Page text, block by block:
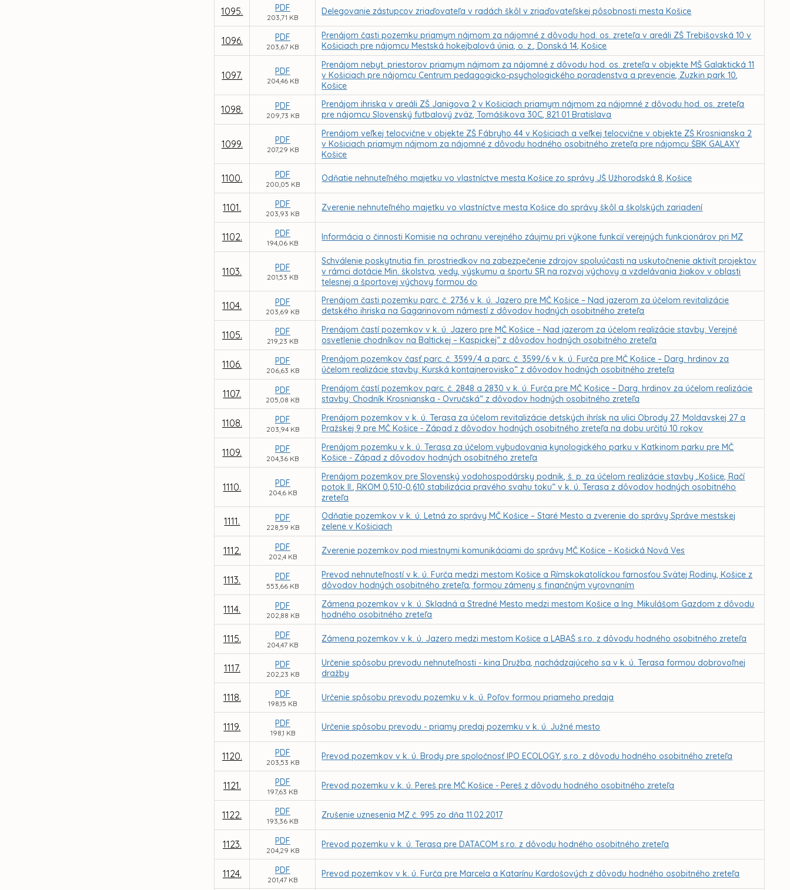
1095. PDF
203,71 KB
Delegovanie zástupcov zriaďovateľa v radách škôl v zriaďovateľskej pôsobnosti mesta Košice
1096. PDF
203,67 KB
Prenájom časti pozemku priamym nájmom za nájomné z dôvodu hod. os. zreteľa v areáli ZŠ Trebišovská 10 v
Košiciach pre nájomcu Mestská hokejbalová únia, o. z., Donská 14, Košice
1097. PDF
204,46 KB
Prenájom nebyt. priestorov priamym nájmom za nájomné z dôvodu hod. os. zreteľa v objekte MŠ Galaktická 11
v Košiciach pre nájomcu Centrum pedagogicko-psychologického poradenstva a prevencie, Zuzkin park 10,
Košice
1098. PDF
209,73 KB
Prenájom ihriska v areáli ZŠ Janigova 2 v Košiciach priamym nájmom za nájomné z dôvodu hod. os. zreteľa
pre nájomcu Slovenský futbalový zväz, Tomášikova 30C, 821 01 Bratislava
1099. PDF
207,29 KB
Prenájom veľkej telocvične v objekte ZŠ Fábryho 44 v Košiciach a veľkej telocvične v objekte ZŠ Krosnianska 2
v Košiciach priamym nájmom za nájomné z dôvodu hodného osobitného zreteľa pre nájomcu ŠBK GALAXY
Košice
1100. PDF
200,05 KB
Odňatie nehnuteľného majetku vo vlastníctve mesta Košice zo správy JŠ Užhorodská 8, Košice
1101. PDF
203,93 KB
Zverenie nehnuteľného majetku vo vlastníctve mesta Košice do správy škôl a školských zariadení
1102. PDF
194,06 KB
Informácia o činnosti Komisie na ochranu verejného záujmu pri výkone funkcií verejných funkcionárov pri MZ
1103. PDF
201,53 KB
Schválenie poskytnutia fin. prostriedkov na zabezpečenie zdrojov spoluúčasti na uskutočnenie aktivít projektov
v rámci dotácie Min. školstva, vedy, výskumu a športu SR na rozvoj výchovy a vzdelávania žiakov v oblasti
telesnej a športovej výchovy formou do
1104. PDF
203,69 KB
Prenájom časti pozemku parc. č. 2736 v k. ú. Jazero pre MČ Košice – Nad jazerom za účelom revitalizácie
detského ihriska na Gagarinovom námestí z dôvodov hodných osobitného zreteľa
1105. PDF
219,23 KB
Prenájom častí pozemkov v k. ú. Jazero pre MČ Košice – Nad jazerom za účelom realizácie stavby: Verejné
osvetlenie chodníkov na Baltickej – Kaspickej“ z dôvodov hodných osobitného zreteľa
1106. PDF
206,63 KB
Prenájom pozemkov časť parc. č. 3599/4 a parc. č. 3599/6 v k. ú. Furča pre MČ Košice – Darg. hrdinov za
účelom realizácie stavby: Kurská kontajnerovisko“ z dôvodov hodných osobitného zreteľa
1107. PDF
205,08 KB
Prenájom častí pozemkov parc. č. 2848 a 2830 v k. ú. Furča pre MČ Košice – Darg. hrdinov za účelom realizácie
stavby: Chodník Krosnianska - Ovručská“ z dôvodov hodných osobitného zreteľa
1108. PDF
203,94 KB
Prenájom pozemkov v k. ú. Terasa za účelom revitalizácie detských ihrísk na ulici Obrody 27, Moldavskej 27 a
Pražskej 9 pre MČ Košice - Západ z dôvodov hodných osobitného zreteľa na dobu určitú 10 rokov
1109. PDF
204,36 KB
Prenájom pozemku v k. ú. Terasa za účelom vybudovania kynologického parku v Katkinom parku pre MČ
Košice - Západ z dôvodov hodných osobitného zreteľa
1110. PDF
204,6 KB
Prenájom pozemkov pre Slovenský vodohospodársky podnik, š. p. za účelom realizácie stavby „Košice, Račí
potok II., RKOM 0,510-0,610 stabilizácia pravého svahu toku“ v k. ú. Terasa z dôvodov hodných osobitného
zreteľa
1111. PDF
228,59 KB
Odňatie pozemkov v k. ú. Letná zo správy MČ Košice – Staré Mesto a zverenie do správy Správe mestskej
zelene v Košiciach
1112. PDF
202,4 KB
Zverenie pozemkov pod miestnymi komunikáciami do správy MČ Košice – Košická Nová Ves
1113. PDF
553,66 KB
Prevod nehnuteľností v k. ú. Furča medzi mestom Košice a Rímskokatolíckou farnosťou Svätej Rodiny, Košice z
dôvodov hodných osobitného zreteľa, formou zámeny s finančným vyrovnaním
1114. PDF
202,88 KB
Zámena pozemkov v k. ú. Skladná a Stredné Mesto medzi mestom Košice a Ing. Mikulášom Gazdom z dôvodu
hodného osobitného zreteľa
1115. PDF
204,47 KB
Zámena pozemkov v k. ú. Jazero medzi mestom Košice a LABAŠ s.r.o. z dôvodu hodného osobitného zreteľa
1117. PDF
202,23 KB
Určenie spôsobu prevodu nehnuteľnosti - kina Družba, nachádzajúceho sa v k. ú. Terasa formou dobrovoľnej
dražby
1118. PDF
198,15 KB
Určenie spôsobu prevodu pozemku v k. ú. Poľov formou priameho predaja
1119. PDF
198,1 KB
Určenie spôsobu prevodu - priamy predaj pozemku v k. ú. Južné mesto
1120. PDF
203,53 KB
Prevod pozemkov v k. ú. Brody pre spoločnosť IPO ECOLOGY, s.r.o. z dôvodu hodného osobitného zreteľa
1121. PDF
197,63 KB
Prevod pozemku v k. ú. Pereš pre MČ Košice - Pereš z dôvodu hodného osobitného zreteľa
1122. PDF
193,36 KB
Zrušenie uznesenia MZ č. 995 zo dňa 11.02.2017
1123. PDF
204,29 KB
Prevod pozemku v k. ú. Terasa pre DATACOM s.r.o. z dôvodu hodného osobitného zreteľa
1124. PDF
201,47 KB
Prevod pozemkov v k. ú. Furča pre Marcela a Katarínu Kardošových z dôvodu hodného osobitného zreteľa